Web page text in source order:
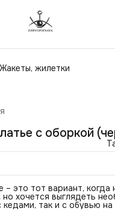
Жакеты, жилетки
с оборкой
– это тот вариант, когда
но хочется выглядеть
кедами, так и с обувью